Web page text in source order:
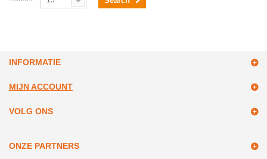
INFORMATIE
MIJN ACCOUNT
VOLG ONS
ONZE PARTNERS